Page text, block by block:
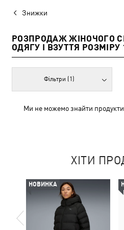
Знижки
РОЗПРОДАЖ ЖІНОЧОГО
ОДЯГУ І ВЗУТТЯ РОЗМІРУ
Фільтри (1)
Ми не можемо знайти
ХІТИ
НОВИНКА